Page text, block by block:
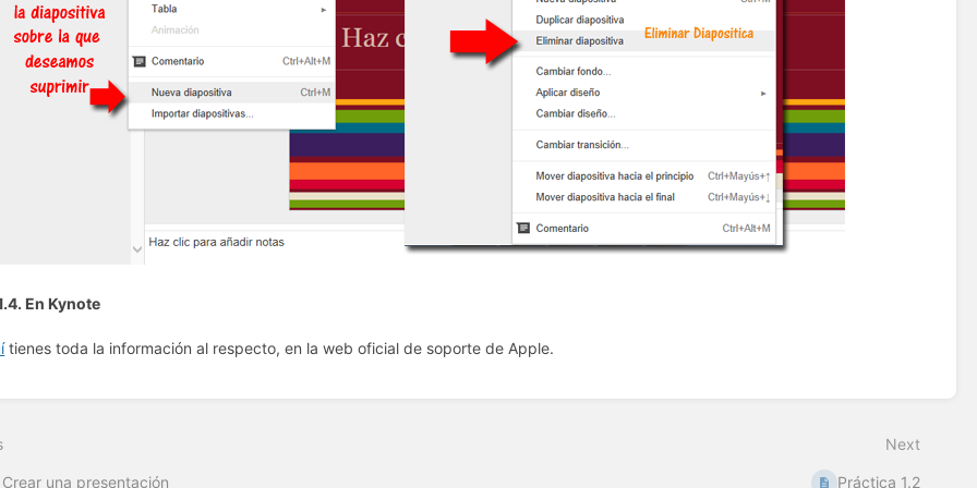
En Kynote
tienes toda la información al respecto, en la web oficial de soporte de Apple.
una presentación
Next
Práctica 1.2